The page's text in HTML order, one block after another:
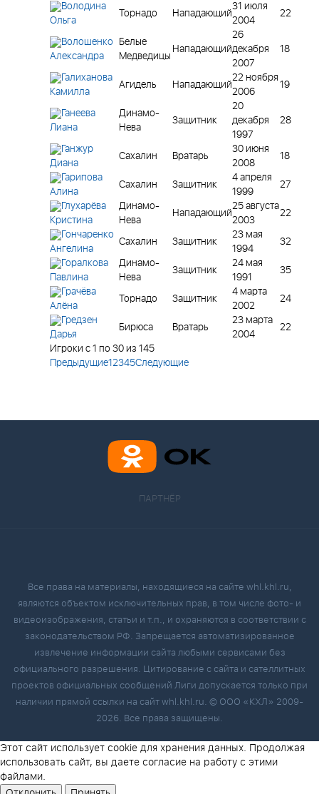
Володина
Ольга
Торнадо Нападающий
31 июля
2004
22
Волошенко
Александра
Белые
Медведицы
Нападающий
26
декабря
2007
18
Галиханова
Камилла
Агидель Нападающий
22 ноября
2006
19
Ганеева
Лиана
Динамо-
Нева
Защитник
20
декабря
1997
28
Ганжур
Диана
Сахалин Вратарь
30 июня
2008
18
Гарипова
Алина
Сахалин Защитник
4 апреля
1999
27
Глухарёва
Кристина
Динамо-
Нева
Нападающий
25 августа
2003
22
Гончаренко
Ангелина
Сахалин Защитник
23 мая
1994
32
Горалкова
Павлина
Динамо-
Нева
Защитник
24 мая
1991
35
Грачёва
Алёна
Торнадо Защитник
4 марта
2002
24
Гредзен
Дарья
Бирюса Вратарь
23 марта
2004
22
Игроки с 1 по 30 из 145
Предыдущие12345Следующие
ПАРТНЁР
Все права на материалы, находящиеся на сайте whl.khl.ru,
являются объектом исключительных прав, в том числе фото- и
видеоизображения, статьи и т.п., и охраняются в соответствии с
законодательством РФ. Запрещается автоматизированное
извлечение информации сайта любыми сервисами без
официального разрешения. Цитирование с сайта и сателлитных
проектов официальных сообщений Лиги допускается только при
наличии прямой ссылки на сайт whl.khl.ru. © ООО «КХЛ» 2009-
2026. Все права защищены.
Этот сайт использует cookie для хранения данных. Продолжая
использовать сайт, вы даете согласие на работу с этими
файлами.